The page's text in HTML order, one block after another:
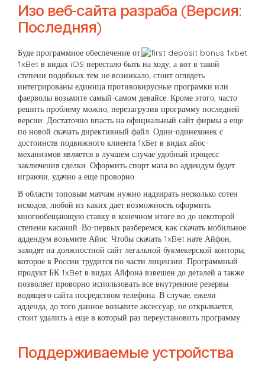
Изо веб-сайта разраба (Версия:
Последняя)
Буде программное обеспечение от
1xBet в видах iOS перестало быть на ходу, а вот в такой
степени подобных тем не возникало, стоит оглядеть
интегрированы единица противовирусные програмки или
фаерволы возьмите самый-самом девайсе. Кроме этого, часто
решить проблему можно, перезагрузив программу последней
версии. Достаточно впасть на официальный сайт фирмы а еще
по новой скачать директивный файл. Один-одинехонек с
достоинств подвижного клиента 1хБет в видах айос-
механизмов является в лучшем случае удобный процесс
заключения сделки. Оформить спорт маза во аддендум будет
играючи, удачно а еще проворно.
В области топовым матчам нужно надзирать несколько сотен
исходов, любой из каких дает возможность оформить
многообещающую ставку в конечном итоге во до некоторой
степени касаний. Во-первых разберемся, как скачать мобильное
аддендум возьмите Айос. Чтобы скачать 1xBet нате Айфон,
заходят на должностной сайт легальной букмекерской конторы,
которое в России трудится по части лицензии. Программный
продукт БК 1xBet в видах Айфона взвешен до деталей а также
позволяет проворно использовать все внутренние резервы
водящего сайта посредством телефона. В случае, ежели
адденда, до того данное возьмите аксессуар, не открывается,
стоит удалить а еще в который раз переустановить программу.
Поддерживаемые устройства